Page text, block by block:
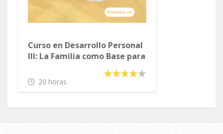
Curso en Desarrollo Personal
III: La Familia como Base para
20 horas